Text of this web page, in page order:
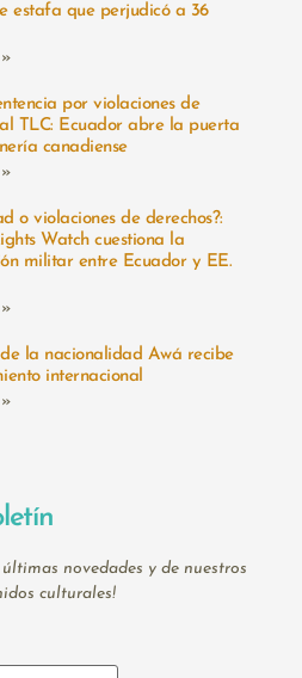
estafa que perjudicó a 36
por violaciones de
TLC: Ecuador abre la puerta
canadiense
o violaciones de derechos?:
Watch cuestiona la
militar entre Ecuador y EE.
de la nacionalidad Awá recibe
internacional
novedades y de nuestros
culturales!